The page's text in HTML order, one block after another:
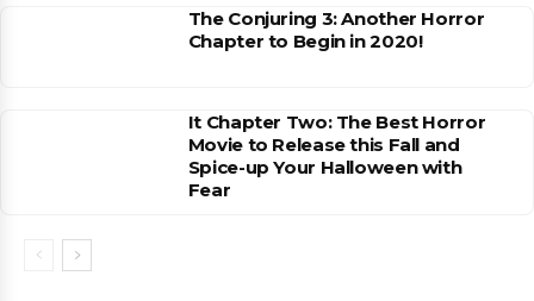
The Conjuring 3: Another Horror
Chapter to Begin in 2020!
It Chapter Two: The Best Horror
Movie to Release this Fall and
Spice-up Your Halloween with
Fear